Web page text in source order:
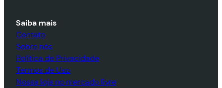
Saiba mais
Contato
Sobre nós
Política de Privacidade
Termos de Uso
Nossa loja no mercado livre